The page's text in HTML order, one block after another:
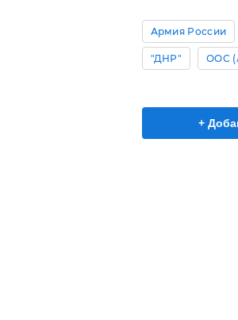
Армия России
"ДНР" ООС
+